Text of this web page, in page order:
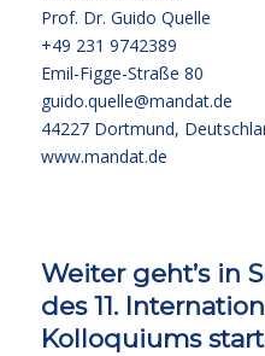
Prof. Dr.
+49 231 9742389
Emil-
guido.quelle@mandat.de
44227
www.mandat.de
Weiter geht’s in
des 11.
Kolloquiums